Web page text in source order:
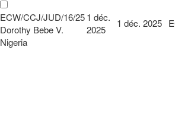
ECW/CCJ/JUD/16/25
Dorothy Bebe V.
Nigeria
1 déc.
2025
1 déc. 2025